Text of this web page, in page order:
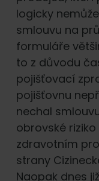
logicky
smlouvu na
formuláře
to z důvodu
pojišťovací
pojišťovnu
nechal
obrovské
zdravotním
strany
Naopak dnes